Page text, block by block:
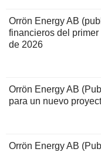
Orrön Energy AB
financieros del
de 2026
Orrön Energy AB
para un nuevo
Orrön Energy AB